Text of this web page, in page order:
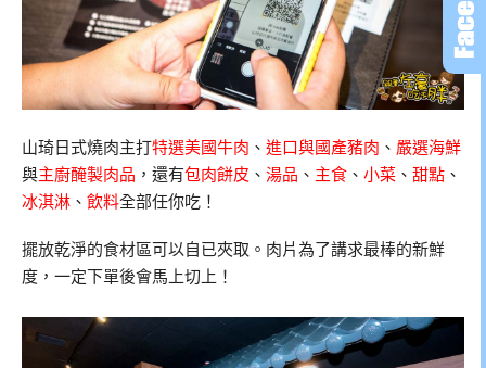
山琦日式燒肉主打特選美國牛肉 、 進口與國產豬肉 、 嚴選海鮮
與主廚醃製肉品 ，還有包肉餅皮 、 湯品 、 主食 、 小菜 、 甜點 、
冰淇淋 、 飲料全部任你吃！
擺放乾淨的食材區可以自已夾取。肉片為了講求最棒的新鮮
度，一定下單後會馬上切上！